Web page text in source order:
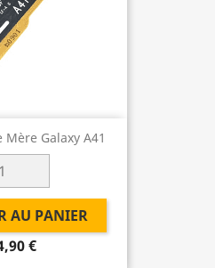
Galaxy A41
AU PANIER
€